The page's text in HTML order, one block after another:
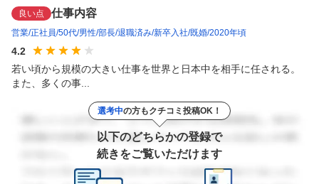
良い点 仕事内容
営業 正社員 50代 男性 部長 退職済み 新卒入社 既婚 2020年頃
4.2
若い頃から規模の大きい仕事を世界と日本中を相手に任される。
また、多くの事...
選考中の方もクチコミ投稿OK！
以下のどちらかの登録で
続きをご覧いただけます